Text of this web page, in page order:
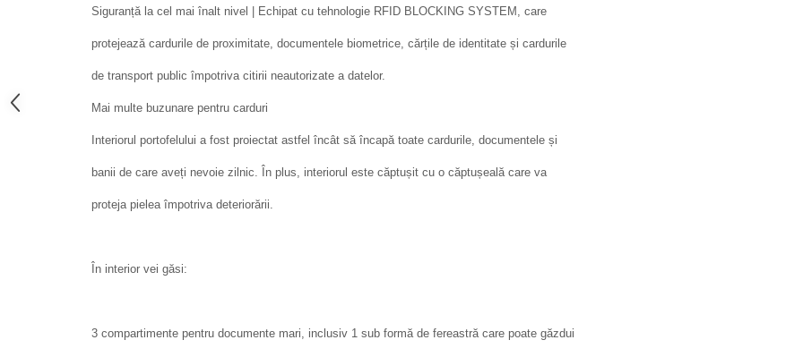
Siguranță la cel mai înalt nivel | Echipat cu tehnologie RFID BLOCKING SYSTEM, care
protejează cardurile de proximitate, documentele biometrice, cărțile de identitate și cardurile
de transport public împotriva citirii neautorizate a datelor.
Mai multe buzunare pentru carduri
Interiorul portofelului a fost proiectat astfel încât să încapă toate cardurile, documentele și
banii de care aveți nevoie zilnic. În plus, interiorul este căptușit cu o căptușeală care va
proteja pielea împotriva deteriorării.
În interior vei găsi:
3 compartimente pentru documente mari, inclusiv 1 sub formă de fereastră care poate găzdui